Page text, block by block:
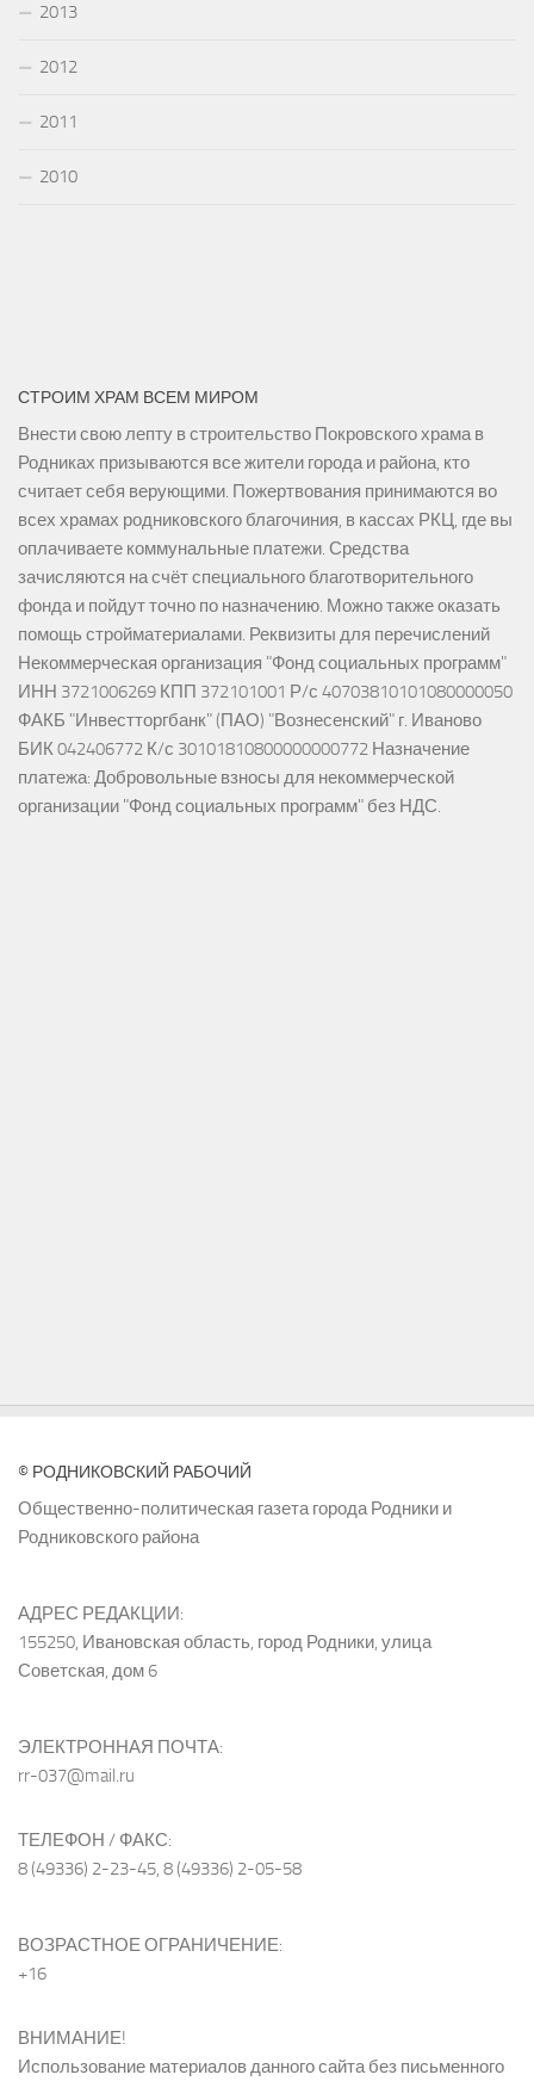
2013
2012
2011
2010
СТРОИМ ХРАМ ВСЕМ МИРОМ
Внести свою лепту в строительство Покровского храма в
Родниках призываются все жители города и района, кто
считает себя верующими. Пожертвования принимаются во
всех храмах родниковского благочиния, в кассах РКЦ, где вы
оплачиваете коммунальные платежи. Средства
зачисляются на счёт специального благотворительного
фонда и пойдут точно по назначению. Можно также оказать
помощь стройматериалами. Реквизиты для перечислений
Некоммерческая организация "Фонд социальных программ"
ИНН 3721006269 КПП 372101001 Р/с 40703810101080000050
ФАКБ "Инвестторгбанк" (ПАО) "Вознесенский" г. Иваново
БИК 042406772 К/с 30101810800000000772 Назначение
платежа: Добровольные взносы для некоммерческой
организации "Фонд социальных программ" без НДС.
© РОДНИКОВСКИЙ РАБОЧИЙ
Общественно-политическая газета города Родники и
Родниковского района
АДРЕС РЕДАКЦИИ:
155250, Ивановская область, город Родники, улица
Советская, дом 6
ЭЛЕКТРОННАЯ ПОЧТА:
rr-037@mail.ru
ТЕЛЕФОН / ФАКС:
8 (49336) 2-23-45, 8 (49336) 2-05-58
ВОЗРАСТНОЕ ОГРАНИЧЕНИЕ:
+16
ВНИМАНИЕ!
Использование материалов данного сайта без письменного